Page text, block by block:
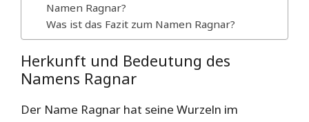
Namen Ragnar?
Was ist das Fazit zum Namen Ragnar?
Herkunft und Bedeutung des
Namens Ragnar
Der Name Ragnar hat seine Wurzeln im